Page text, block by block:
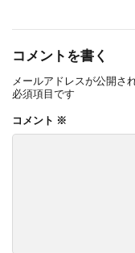
コメントを書く
メールアドレスが公開さ
必須項目です
コメント ※